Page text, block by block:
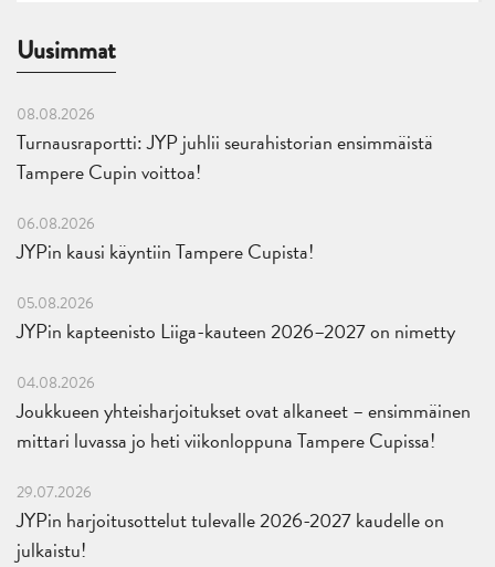
Uusimmat
08.08.2026
Turnausraportti: JYP juhlii seurahistorian ensimmäistä
Tampere Cupin voittoa!
06.08.2026
JYPin kausi käyntiin Tampere Cupista!
05.08.2026
JYPin kapteenisto Liiga-kauteen 2026–2027 on nimetty
04.08.2026
Joukkueen yhteisharjoitukset ovat alkaneet – ensimmäinen
mittari luvassa jo heti viikonloppuna Tampere Cupissa!
29.07.2026
JYPin harjoitusottelut tulevalle 2026-2027 kaudelle on
julkaistu!